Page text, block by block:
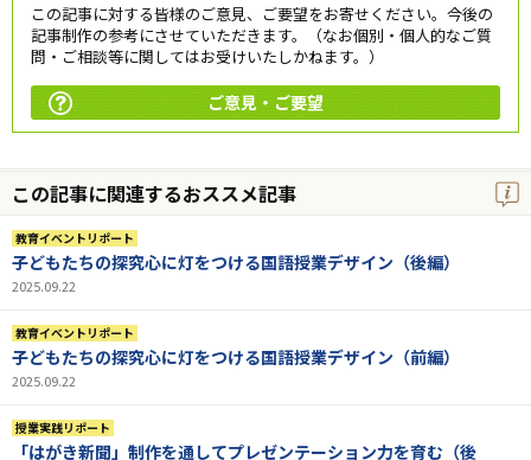
この記事に対する皆様のご意見、ご要望をお寄せください。今後の
記事制作の参考にさせていただきます。（なお個別・個人的なご質
問・ご相談等に関してはお受けいたしかねます。）
ご意見・ご要望
この記事に関連するおススメ記事
教育イベントリポート
子どもたちの探究心に灯をつける国語授業デザイン（後編）
2025.09.22
教育イベントリポート
子どもたちの探究心に灯をつける国語授業デザイン（前編）
2025.09.22
授業実践リポート
「はがき新聞」制作を通してプレゼンテーション力を育む（後